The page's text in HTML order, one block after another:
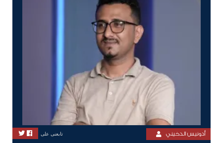
أدونيس الدخيني تابعنى على